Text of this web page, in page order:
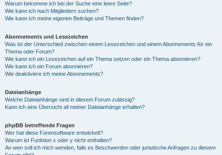
Warum bekomme ich bei der Suche eine leere Seite?
Wie kann ich nach Mitgliedern suchen?
Wie kann ich meine eigenen Beiträge und Themen finden?
Abonnements und Lesezeichen
Was ist der Unterschied zwischen einem Lesezeichen und einem Abonnements für ein
Thema oder Forum?
Wie kann ich ein Lesezeichen auf ein Thema setzen oder ein Thema abonnieren?
Wie kann ich ein Forum abonnieren?
Wie deaktiviere ich meine Abonnements?
Dateianhänge
Welche Dateianhänge sind in diesem Forum zulässig?
Kann ich eine Übersicht all meiner Dateianhänge erhalten?
phpBB betreffende Fragen
Wer hat diese Forensoftware entwickelt?
Warum ist Funktion x oder y nicht enthalten?
An wen soll ich mich wenden, falls es Beschwerden oder juristische Anfragen zu diesem